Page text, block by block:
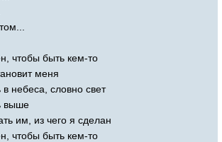
чтобы быть кем-то
меня
небеса, словно свет
выше
им, из чего я сделан
чтобы быть кем-то